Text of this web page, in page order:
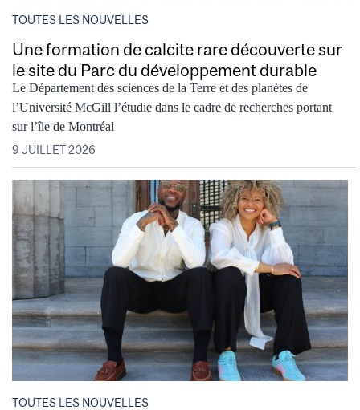
TOUTES LES NOUVELLES
Une formation de calcite rare découverte sur
le site du Parc du développement durable
Le Département des sciences de la Terre et des planètes de
l’Université McGill l’étudie dans le cadre de recherches portant
sur l’île de Montréal
9 JUILLET 2026
TOUTES LES NOUVELLES